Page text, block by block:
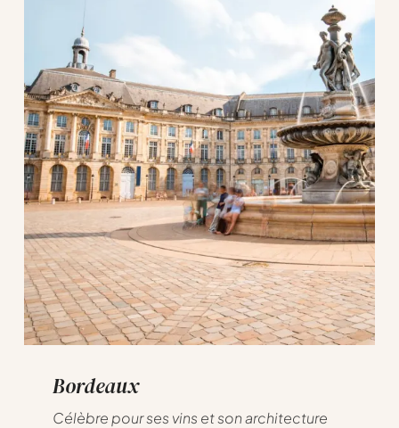
Bordeaux
Célèbre pour ses vins et son architecture